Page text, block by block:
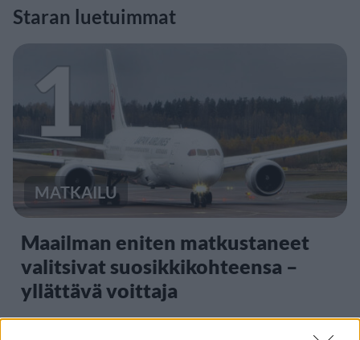
Staran luetuimmat
1
MATKAILU
Maailman eniten matkustaneet
valitsivat suosikkikohteensa –
yllättävä voittaja